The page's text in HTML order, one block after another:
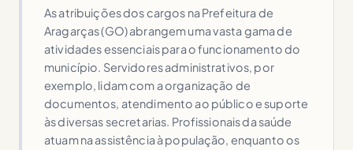
As atribuições dos cargos na Prefeitura de
Aragarças (GO) abrangem uma vasta gama de
atividades essenciais para o funcionamento do
município. Servidores administrativos, por
exemplo, lidam com a organização de
documentos, atendimento ao público e suporte
às diversas secretarias. Profissionais da saúde
atuam na assistência à população, enquanto os